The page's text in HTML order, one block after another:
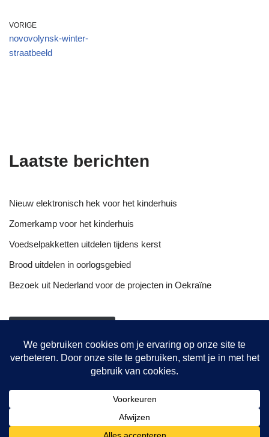
VORIGE
novovolynsk-winter-
straatbeeld
Laatste berichten
Nieuw elektronisch hek voor het kinderhuis
Zomerkamp voor het kinderhuis
Voedselpakketten uitdelen tijdens kerst
Brood uitdelen in oorlogsgebied
Bezoek uit Nederland voor de projecten in Oekraïne
De bakkerij